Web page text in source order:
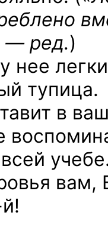
— ред.)
нее
тупица.
в
вам,